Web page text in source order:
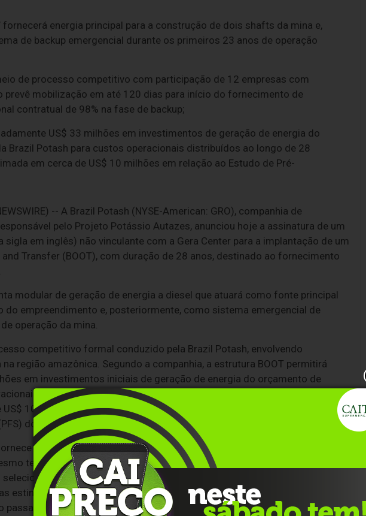
energia principal para a construção de dois shafts da mina e,
de backup emergencial durante os primeiros 23 anos de operação
de processo competitivo com participação de 12 empresas com
prevê mobilização em até 120 dias para início do fornecimento de
contratual de 98% na fase de backup;
US$ 33 milhões em investimentos de geração de energia do
Brazil Potash para custos operacionais distribuídos ao longo de 28
em cerca de US$ 10 milhões em relação ao Estudo de Pré-
-- A Brazil Potash (NYSE-American: GRO), companhia de
pelo Projeto Potássio Autazes, anunciou hoje a assinatura de um
sigla em inglês) não vinculante com a Gera Center para a implantação de um
Transfer (BOOT), com duração de 28 anos, destinado ao fornecimento
modular de geração de energia a diesel que atuará como fonte principal
do empreendimento e, posteriormente, como sistema emergencial de
operação da mina.
competitivo formal conduzido pela Brazil Potash, envolvendo
região amazônica. Segundo a companhia, a estrutura BOOT permitirá
em investimentos iniciais de geração de energia do orçamento de
diluídos ao longo de 28 anos. O modelo também deverá gerar
10 milhões ao longo da vida do contrato, em comparação aos valores
do projeto.
energia confiável para a construção em uma localidade onde a rede
tempo em que reduz os custos iniciais de implantação do projeto,"
por meio de um processo competitivo rigoroso, e sua proposta
estimativas do nosso PFS ao longo da vida do projeto. A mesma planta
passará a atuar como sistema de backup emergencial durante toda a vida